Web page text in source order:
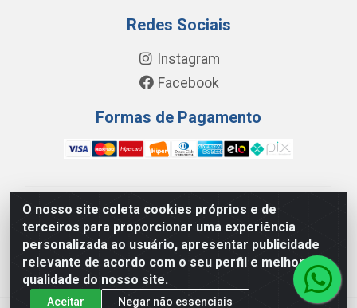
O nosso site coleta cookies próprios e de
terceiros para proporcionar uma experiência
personalizada ao usuário, apresentar publicidade
relevante de acordo com o seu perfil e melhorar a
qualidade do nosso site.
Aceitar Negar não essenciais
Redes Sociais
Instagram
Facebook
Formas de Pagamento
FC Distribuidora de Produtos Domésticos, Higiene e
Limpeza LTDA - Avenida Wilson Camurca, 2252, Letra H
- Distrito Industrial I, Maracanaú/CE - CEP 61.939-000 -
08.449.562/0001-29